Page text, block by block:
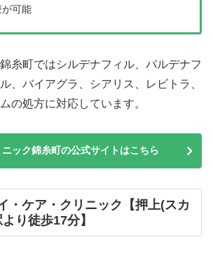
が可能
糸町ではシルデナフィル、バルデナフ
、バイアグラ、シアリス、レビトラ、
の処方に対応しています。
ック錦糸町の公式サイトはこちら
・ケア・クリニック【押上(スカ
り徒歩17分】